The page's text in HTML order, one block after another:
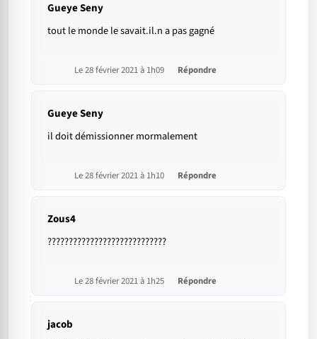
Gueye Seny
tout le monde le savait.il.n a pas gagné
Le 28 février 2021 à 1h09 Répondre
Gueye Seny
il doit démissionner mormalement
Le 28 février 2021 à 1h10 Répondre
Zous4
????????????????????????????
Le 28 février 2021 à 1h25 Répondre
jacob